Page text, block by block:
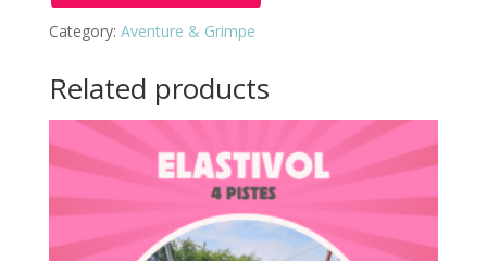
Category: Aventure & Grimpe
Related products